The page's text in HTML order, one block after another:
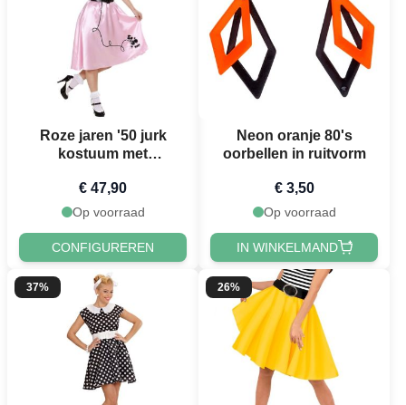
Roze jaren '50 jurk
kostuum met
stippen - 3 del en
€ 47,90
Op voorraad
CONFIGUREREN
Neon oranje 80's
oorbellen in ruitvorm
€ 3,50
Op voorraad
IN WINKELMAND
37% 26%